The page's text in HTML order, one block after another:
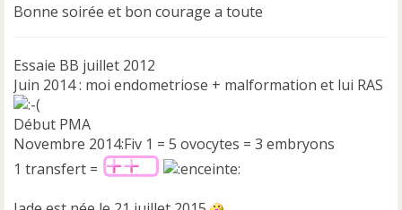
Bonne soirée et bon courage a toute
Essaie BB juillet 2012
Juin 2014 : moi endometriose + malformation et lui RAS
Début PMA
Novembre 2014:Fiv 1 = 5 ovocytes = 3 embryons
1 transfert =